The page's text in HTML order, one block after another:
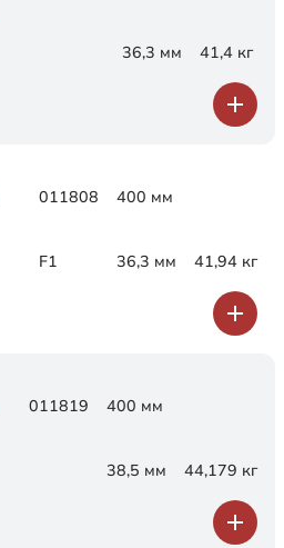
36,3 мм 41,4 кг
011808 400 мм
F1 36,3 мм 41,94 кг
011819 400 мм
38,5 мм 44,179 кг